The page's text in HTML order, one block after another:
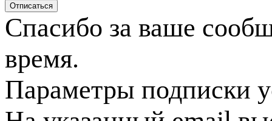
Спасибо за ваше
время.
Параметры подписки